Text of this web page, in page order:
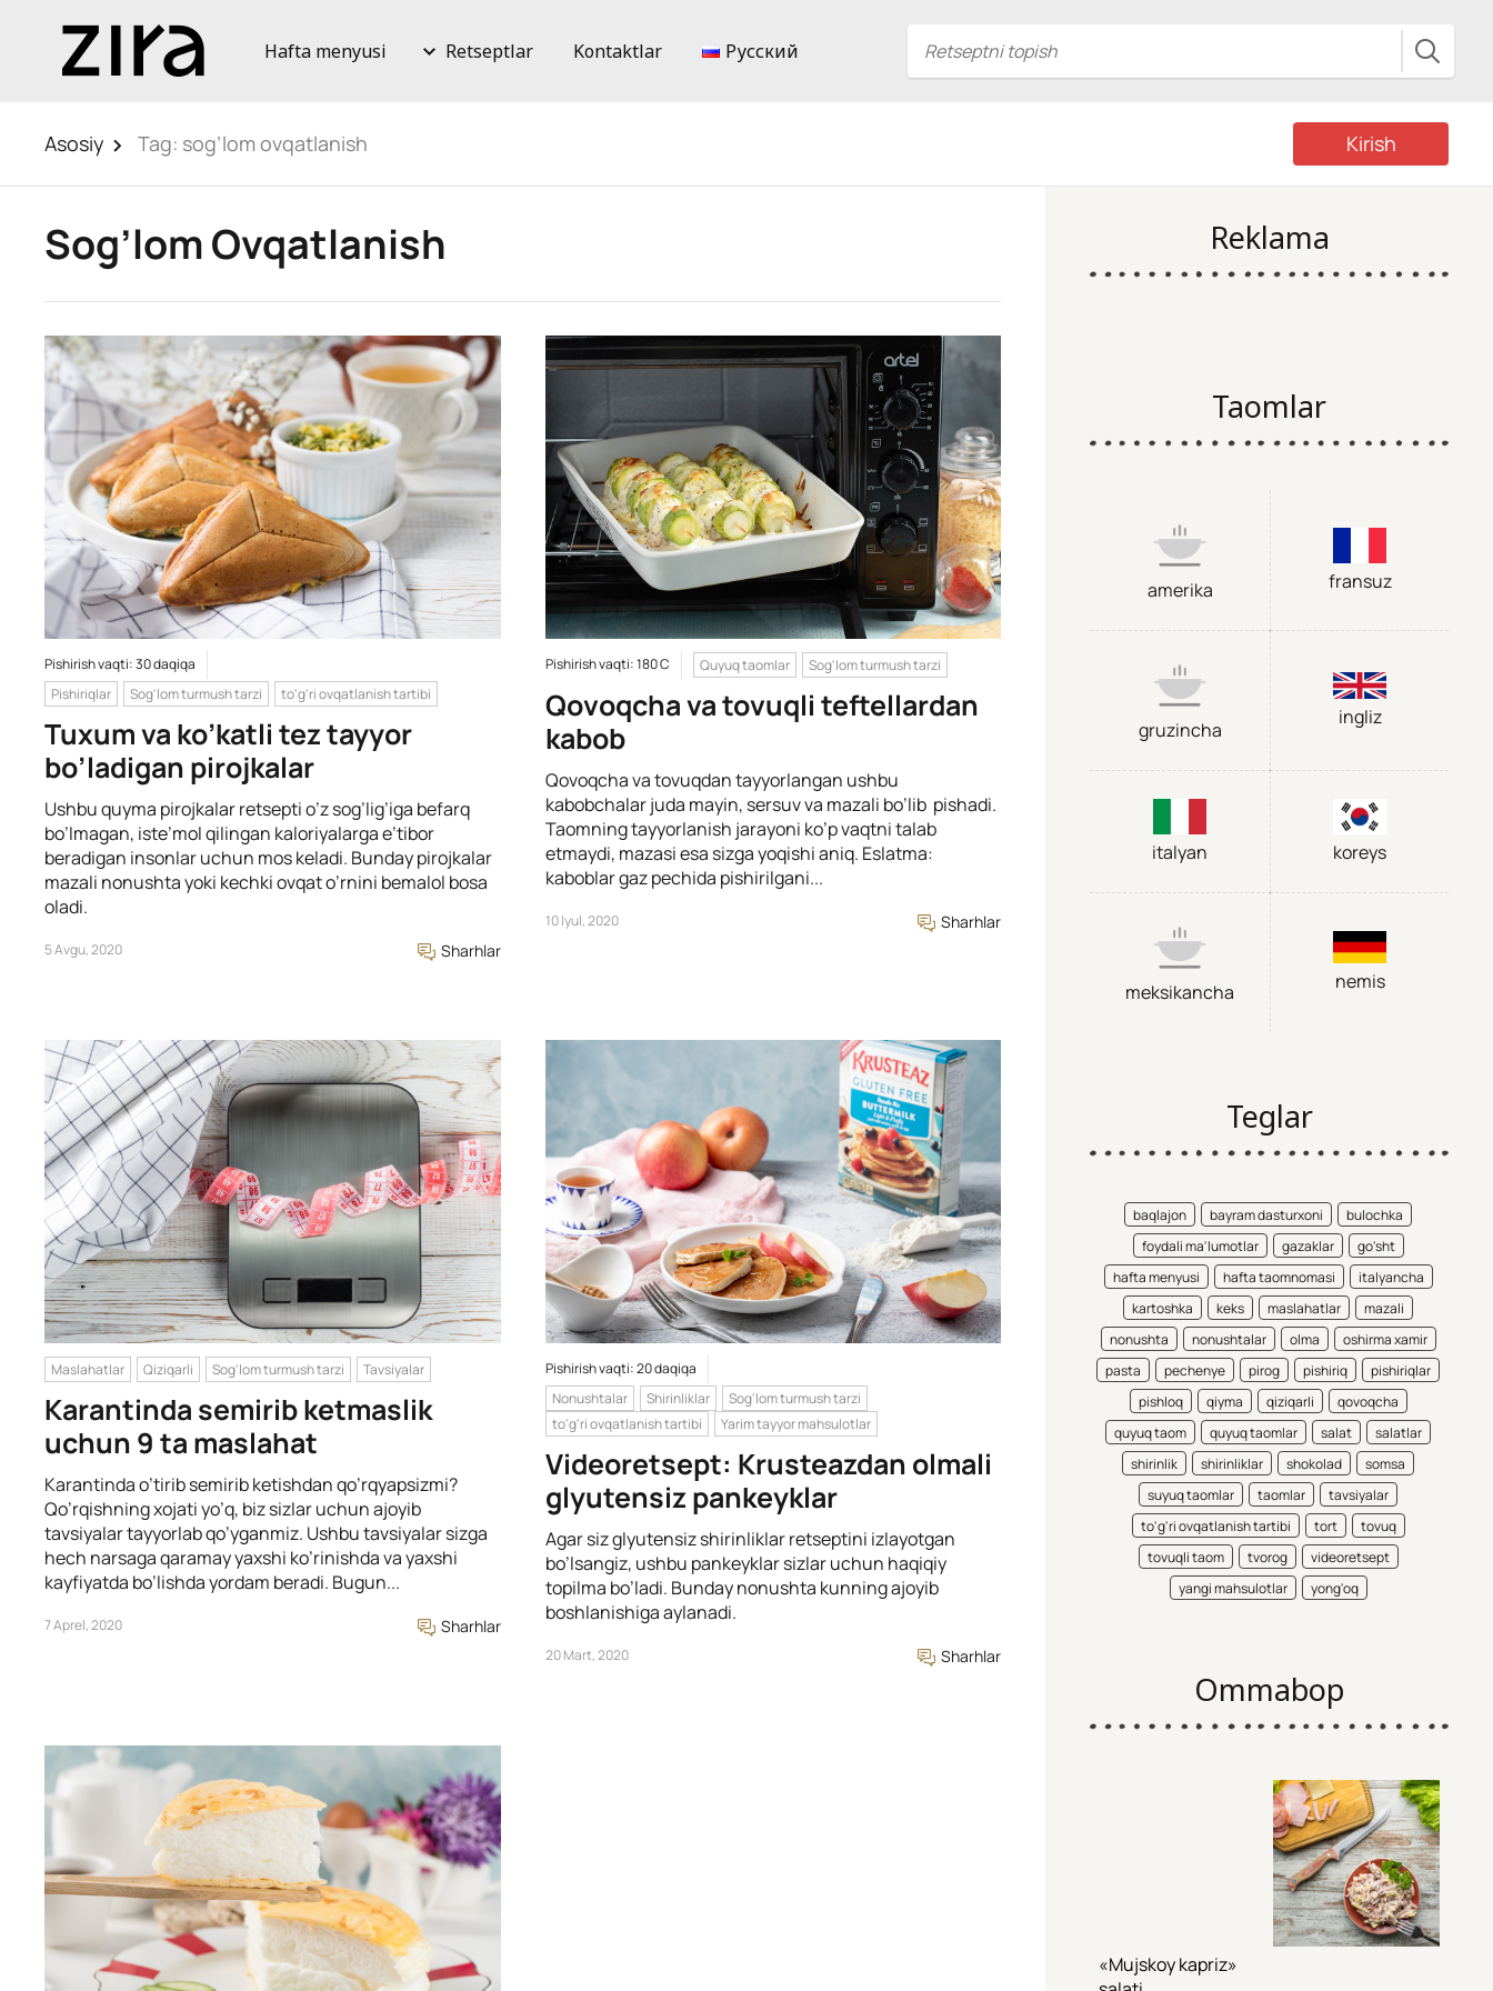
Hafta menyusi Retseptlar Kontaktlar Русский
Asosiy Tag: sog’lom ovqatlanish Kirish
Sog’lom Ovqatlanish
Pishirish vaqti: 30 daqiqa
Pishiriqlar
Sog'lom turmush tarzi to'g'ri ovqatlanish tartibi
Tuxum va ko’katli tez tayyor
bo’ladigan pirojkalar
Ushbu quyma pirojkalar retsepti o’z sog’lig’iga befarq
bo’lmagan, iste’mol qilingan kaloriyalarga e’tibor
beradigan insonlar uchun mos keladi. Bunday pirojkalar
mazali nonushta yoki kechki ovqat o’rnini bemalol bosa
oladi.
5 Avgu, 2020 Sharhlar
Pishirish vaqti: 180 C Quyuq taomlar Sog'lom turmush tarzi
Qovoqcha va tovuqli teftellardan
kabob
Qovoqcha va tovuqdan tayyorlangan ushbu
kabobchalar juda mayin, sersuv va mazali bo’lib pishadi.
Taomning tayyorlanish jarayoni ko’p vaqtni talab
etmaydi, mazasi esa sizga yoqishi aniq. Eslatma:
kaboblar gaz pechida pishirilgani...
10 Iyul, 2020 Sharhlar
Maslahatlar Qiziqarli Sog'lom turmush tarzi Tavsiyalar
Karantinda semirib ketmaslik
uchun 9 ta maslahat
Karantinda o’tirib semirib ketishdan qo’rqyapsizmi?
Qo’rqishning xojati yo’q, biz sizlar uchun ajoyib
tavsiyalar tayyorlab qo’yganmiz. Ushbu tavsiyalar sizga
hech narsaga qaramay yaxshi ko’rinishda va yaxshi
kayfiyatda bo’lishda yordam beradi. Bugun...
7 Aprel, 2020 Sharhlar
Pishirish vaqti: 20 daqiqa
Nonushtalar
Shirinliklar
Sog'lom turmush tarzi
to'g'ri ovqatlanish tartibi
Yarim tayyor mahsulotlar
Videoretsept: Krusteazdan olmali
glyutensiz pankeyklar
Agar siz glyutensiz shirinliklar retseptini izlayotgan
bo’lsangiz, ushbu pankeyklar sizlar uchun haqiqiy
topilma bo’ladi. Bunday nonushta kunning ajoyib
boshlanishiga aylanadi.
20 Mart, 2020 Sharhlar
Reklama
Taomlar
amerika fransuz
gruzincha
ingliz
italyan koreys
meksikancha nemis
Teglar
baqlajon bayram dasturxoni
bulochka
foydali ma'lumotlar
gazaklar
go'sht
hafta menyusi
hafta taomnomasi
italyancha
kartoshka
keks maslahatlar
mazali
nonushta
nonushtalar olma
oshirma xamir
pasta
pechenye pirog pishiriq
pishiriqlar
pishloq
qiyma qiziqarli
qovoqcha
quyuq taom
quyuq taomlar salat
salatlar
shirinlik
shirinliklar shokolad
somsa
suyuq taomlar
taomlar
tavsiyalar
to'g'ri ovqatlanish tartibi
tort
tovuq
tovuqli taom
tvorog
videoretsept
yangi mahsulotlar
yong'oq
Ommabop
«Mujskoy kapriz»